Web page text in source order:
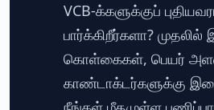
VCB-க்களுக்குப்
பார்க்கிறீர்களா?
கொள்கைகள், பெயர் அளவு
காண்டாக்டர்களுக்கு